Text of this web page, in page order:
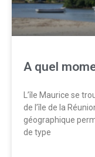
A quel
L’île Maurice se
de l’île de la
géographique
de type